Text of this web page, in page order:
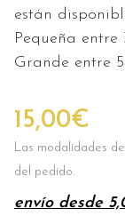
están
Pequeña entre
Grande entre
15,00€
Las modalidades de
del pedido.
envío desde